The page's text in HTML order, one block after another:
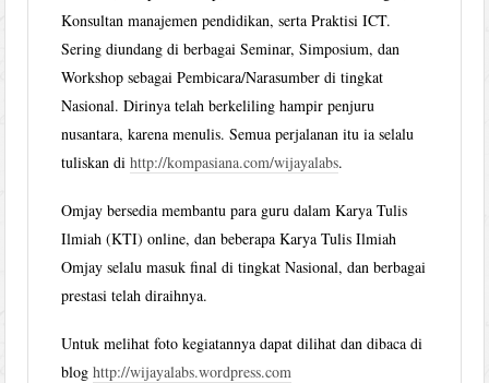
Konsultan manajemen pendidikan, serta Praktisi ICT.
Sering diundang di berbagai Seminar, Simposium, dan
Workshop sebagai Pembicara/Narasumber di tingkat
Nasional. Dirinya telah berkeliling hampir penjuru
nusantara, karena menulis. Semua perjalanan itu ia selalu
tuliskan dihttp://kompasiana.com/wijayalabs.
Omjay bersedia membantu para guru dalam Karya Tulis
Ilmiah (KTI) online, dan beberapa Karya Tulis Ilmiah
Omjay selalu masuk final di tingkat Nasional, dan berbagai
prestasi telah diraihnya.
Untuk melihat foto kegiatannya dapat dilihat dan dibaca di
bloghttp://wijayalabs.wordpress.com